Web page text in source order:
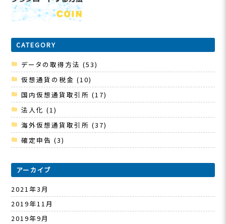
CATEGORY
データの取得方法 (53)
仮想通貨の税金 (10)
国内仮想通貨取引所 (17)
法人化 (1)
海外仮想通貨取引所 (37)
確定申告 (3)
アーカイブ
2021年3月
2019年11月
2019年9月